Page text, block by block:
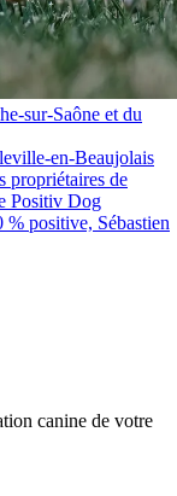
sur-Saône et du
en-Beaujolais
propriétaires de
Positiv Dog
positive, Sébastien
canine de votre